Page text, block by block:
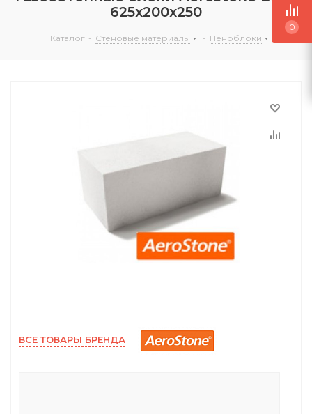
625х200х250
Каталог - Стеновые материалы - Пеноблоки
ВСЕ ТОВАРЫ БРЕНДА
0